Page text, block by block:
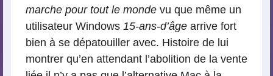
marche pour tout le monde vu que même un
utilisateur Windows 15-ans-d’âge arrive fort
bien à se dépatouiller avec. Histoire de lui
montrer qu’en attendant l’abolition de la vente